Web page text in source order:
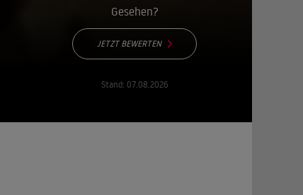
Gesehen?
JETZT BEWERTEN
Stand: 07.08.2026